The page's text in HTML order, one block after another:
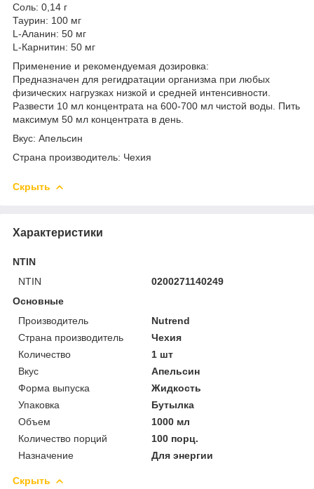
Соль: 0,14 г
Таурин: 100 мг
L-Аланин: 50 мг
L-Карнитин: 50 мг
Применение и рекомендуемая дозировка:
Предназначен для регидратации организма при любых
физических нагрузках низкой и средней интенсивности.
Развести 10 мл концентрата на 600-700 мл чистой воды. Пить
максимум 50 мл концентрата в день.
Вкус: Апельсин
Страна производитель: Чехия
Скрыть
Характеристики
NTIN
NTIN
0200271140249
Основные
Производитель
Nutrend
Страна производитель
Чехия
Количество
1 шт
Вкус
Апельсин
Форма выпуска
Жидкость
Упаковка
Бутылка
Объем
1000 мл
Количество порций
100 порц.
Назначение
Для энергии
Скрыть